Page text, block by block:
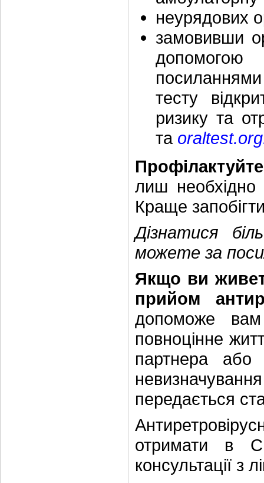
неурядових
замовивши
тесту
ризику та
та
лиш
Краще
Дізнатися
можете за
Якщо ви
прийом
допоможе
повноцінне
партнера або
передається
отримати в
консультації з